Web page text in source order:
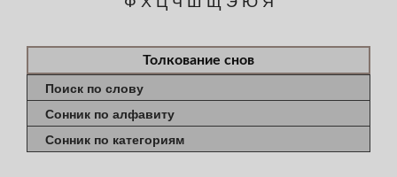
Толкование снов
Поиск по слову
Сонник по алфавиту
Сонник по категориям